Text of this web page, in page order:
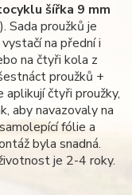
šířka 9 mm
Sada proužků je
na přední i
na čtyři kola z
proužků +
aplikují čtyři proužky,
aby navazovaly na
fólie a
byla snadná.
je 2-4 roky.